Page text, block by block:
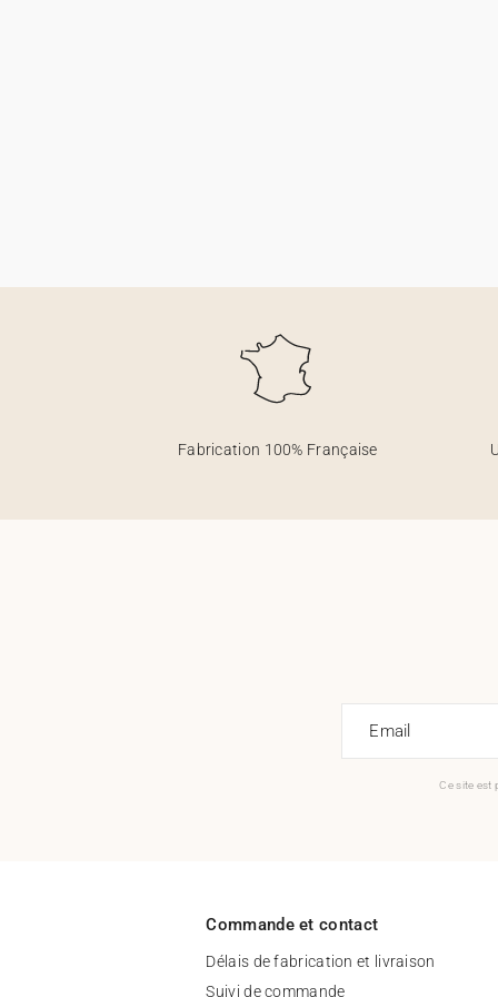
Fabrication 100% Française
Email
Ce site est
Commande et contact
Délais de fabrication et livraison
Suivi de commande